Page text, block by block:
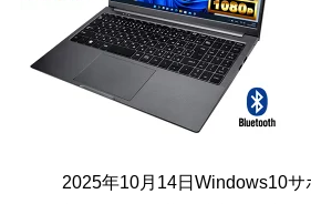
2025年10月14日Windows10サ